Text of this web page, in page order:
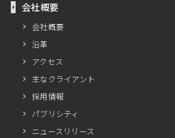
会社概要
会社概要
沿革
アクセス
主なクライアント
採用情報
パブリシティ
ニュースリリース